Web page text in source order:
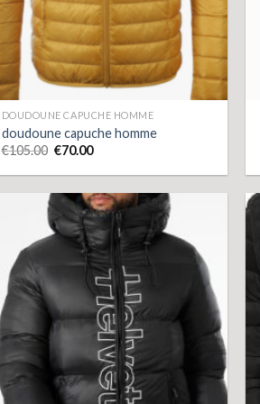
DOUDOUNE CAPUCHE HOMME
doudoune capuche homme
€105.00 €70.00